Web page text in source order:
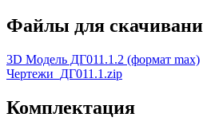
Файлы для
3D Модель ДГ011.1.2 (формат max)
Чертежи_ДГ011.1.zip
Комплектация